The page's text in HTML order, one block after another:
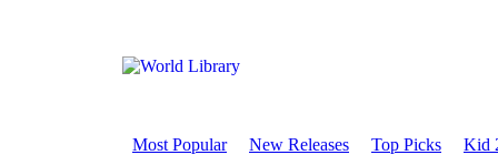
Most Popular New Releases Top Picks Kid